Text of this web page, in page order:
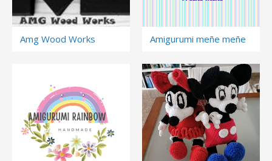
Amg Wood Works Amigurumi meñe meñe